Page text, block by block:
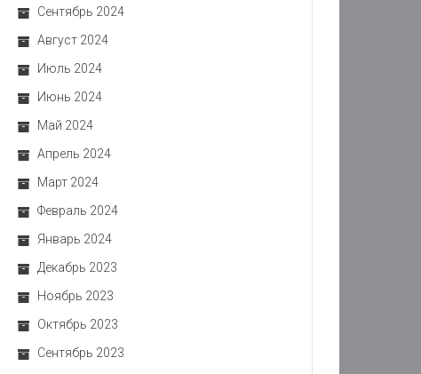
Сентябрь 2024
Август 2024
Июль 2024
Июнь 2024
Май 2024
Апрель 2024
Март 2024
Февраль 2024
Январь 2024
Декабрь 2023
Ноябрь 2023
Октябрь 2023
Сентябрь 2023